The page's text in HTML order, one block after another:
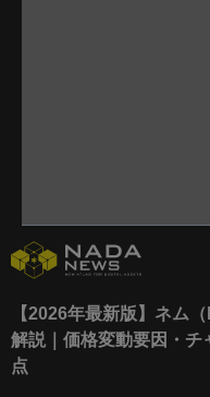
【2026年最新版】ネム
解説｜価格変動要因・チ
点